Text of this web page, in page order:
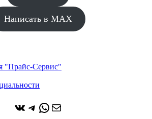
Написать в MAX
"Прайс-Сервис"
ВКонтакте
Telegram
WhatsApp
Почта